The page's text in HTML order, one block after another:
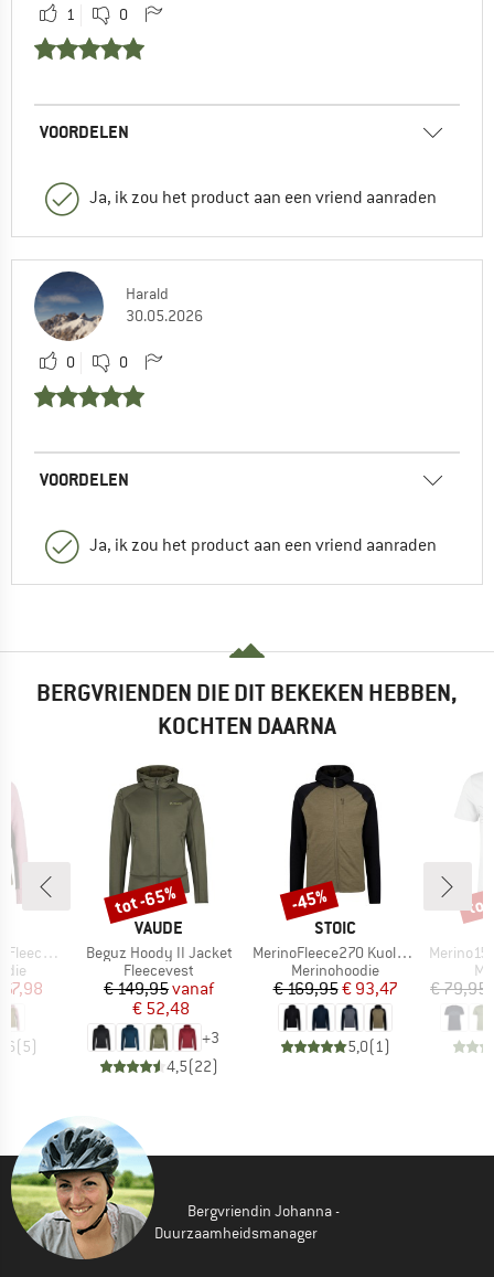
1 0
VOORDELEN
Ja, ik zou het product aan een vriend aanraden
Harald
30.05.2026
0 0
VOORDELEN
Ja, ik zou het product aan een vriend aanraden
BERGVRIENDEN DIE DIT BEKEKEN HEBBEN,
KOCHTEN DAARNA
Zip with Hood
prijs
(5)
MERK
VAUDE
Artikel
Beguz Hoody II Jacket
Productgroep
Fleecevest
Prijs
€ 149,95Verlaagde prijs
vanaf
€ 52,48
+3
4,5(22)
Korting
tot -65%
MERK
STOIC
Artikel
MerinoFleece270 KuolpaLightSt. Zip Hoody
Productgroep
Merinohoodie
Prijs
€ 169,95Verlaagde prijs
€ 93,47
5,0(1)
Korting
-45%
Artikel
Merino155
€ 79,95
tot
Bergvriendin Johanna -
Duurzaamheidsmanager